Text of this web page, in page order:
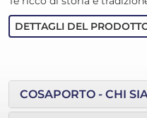
DETTAGLI DEL
COSAPORTO - CHI